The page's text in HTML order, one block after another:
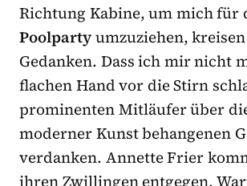
Richtung Kabine, um mich für
Poolpartyumzuziehen,
Gedanken. Dass ich mir nicht
flachen Hand vor die Stirn
prominenten Mitläufer über
moderner Kunst behangenen
verdanken. Annette Frier
ihren Zwillingen entgegen.